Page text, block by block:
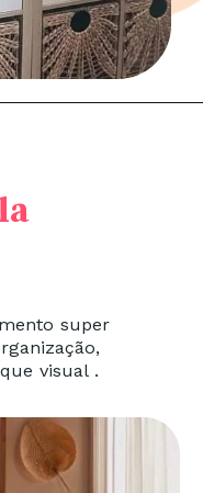
super
visual .